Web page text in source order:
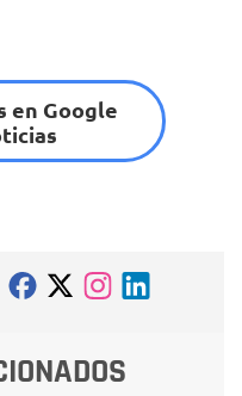
en Google